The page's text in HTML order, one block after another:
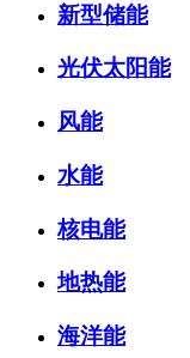
新型储能
光伏太阳能
风能
水能
核电能
地热能
海洋能